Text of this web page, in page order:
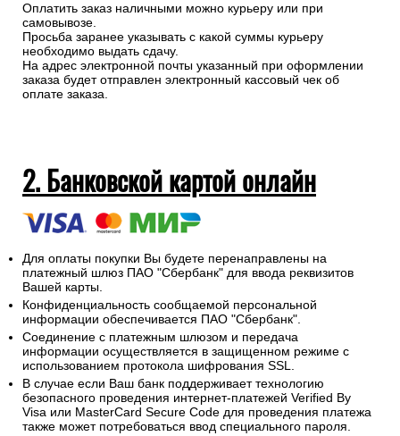
Оплатить заказ наличными можно курьеру или при
самовывозе.
Просьба заранее указывать с какой суммы курьеру
необходимо выдать сдачу.
На адрес электронной почты указанный при оформлении
заказа будет отправлен электронный кассовый чек об
оплате заказа.
2. Банковской картой онлайн
Для оплаты покупки Вы будете перенаправлены на
платежный шлюз ПАО "Сбербанк" для ввода реквизитов
Вашей карты.
Конфиденциальность сообщаемой персональной
информации обеспечивается ПАО "Сбербанк".
Соединение с платежным шлюзом и передача
информации осуществляется в защищенном режиме с
использованием протокола шифрования SSL.
В случае если Ваш банк поддерживает технологию
безопасного проведения интернет-платежей Verified By
Visa или MasterCard Secure Code для проведения платежа
также может потребоваться ввод специального пароля.